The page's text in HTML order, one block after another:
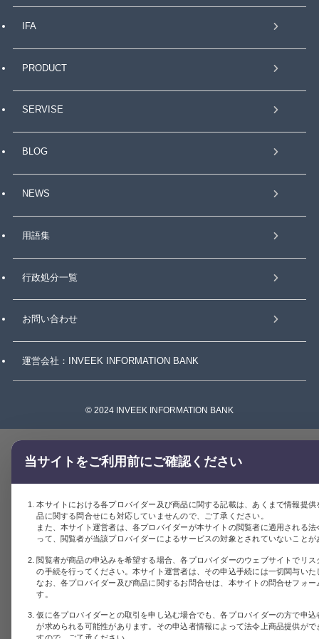
IFA
PRODUCT
SERVISE
BLOG
NEWS
用語集
行政処分一覧
お問い合わせ
運営会社：INVEEK INFORMATION BANK
© 2024 INVEEK INFORMATION BANK
当サイトをご利用前にご確認ください
本サイトにおける各プロバイダー及び商品に関する記載は、あくまで情報提
品に関する問合せにも対応していませんので、ご了承ください。
また、本サイト運営者は、各プロバイダーが本サイトの閲覧者に適用される
って、閲覧者が当該プロバイダーによるサービスの対象とされていないことが
閲覧者が商品の申込みを希望する場合、各プロバイダーのウェブサイトでリ
の手続を行ってください。本サイト運営者は、その申込手続には一切関与いた
なお、各プロバイダー及び商品に関するお問合せは、本サイトの問合せフォ
す。
仮に各プロバイダーとの取引を申し込む場合でも、各プロバイダーの方で申
が求められる可能性があります。その申込者情報によって法令上商品提供が